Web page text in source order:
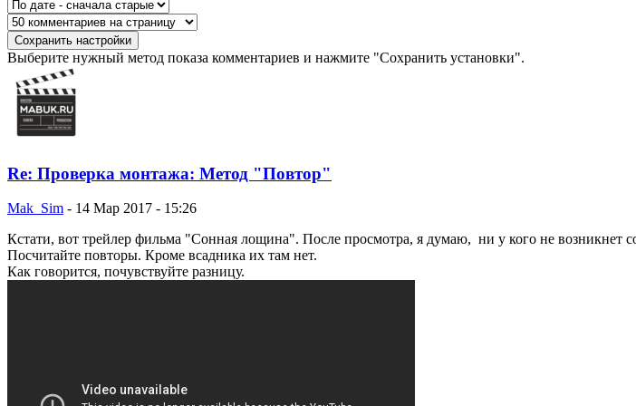
Выберите нужный метод показа комментариев и нажмите "Сохранить установки".
Re: Проверка монтажа: Метод "Повтор"
Mak_Sim - 14 Мар 2017 - 15:26
Кстати, вот трейлер фильма "Сонная лощина". После просмотра, я думаю, ни у кого не возникнет
Посчитайте повторы. Кроме всадника их там нет.
Как говорится, почувствуйте разницу.